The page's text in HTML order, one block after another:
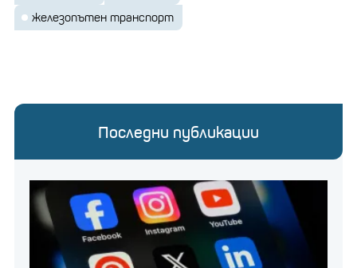
железопътен транспорт
Последни публикации